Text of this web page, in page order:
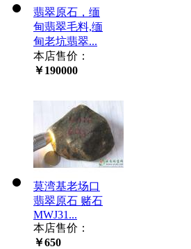
翡翠原石，缅
甸翡翠毛料,缅
甸老坑翡翠...
本店售价：
￥190000
莫湾基老场口
翡翠原石 赌石
MWJ31...
本店售价：
￥650